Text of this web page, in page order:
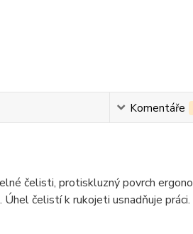
Komentáře
čelisti, protiskluzný povrch
čelistí k rukojeti usnadňuje práci.